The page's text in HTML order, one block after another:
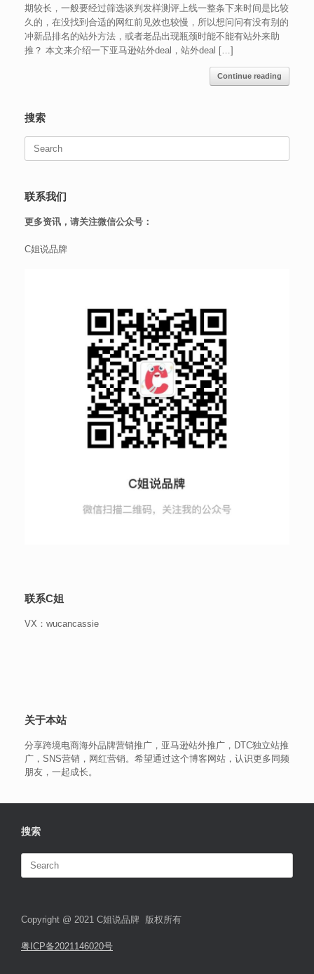
期较长，一般要经过筛选谈判发样测评上线一整条下来时间是比较
久的，在没找到合适的网红前见效也较慢，所以想问问有没有别的
冲新品排名的站外方法，或者老品出现瓶颈时能不能有站外来助
推？ 本文来介绍一下亚马逊站外deal，站外deal […]
Continue reading
搜索
Search
联系我们
更多资讯，请关注微信公众号：
C姐说品牌
联系C姐
VX：wucancassie
关于本站
分享跨境电商海外品牌营销推广，亚马逊站外推广，DTC独立站推
广，SNS营销，网红营销。希望通过这个博客网站，认识更多同频
朋友，一起成长。
搜索
Search
Copyright @ 2021 C姐说品牌 版权所有
粤ICP备2021146020号